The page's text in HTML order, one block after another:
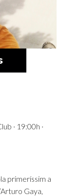
· 19:00h ·
primeríssim a
Gaya,